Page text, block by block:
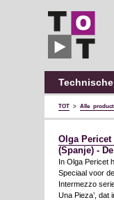
voor
culturele
sector
TOT > Alle
Olga Pericet
(Spanje) -
In Olga Pericet
Speciaal voor
Intermezzo
Una Pieza’, dat